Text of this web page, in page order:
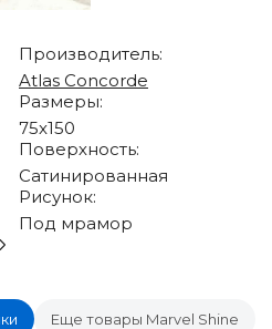
Производитель:
Atlas Concorde
Размеры:
75x150
Поверхность:
Сатинированная
Рисунок:
Под мрамор
Еще товары Marvel Shine